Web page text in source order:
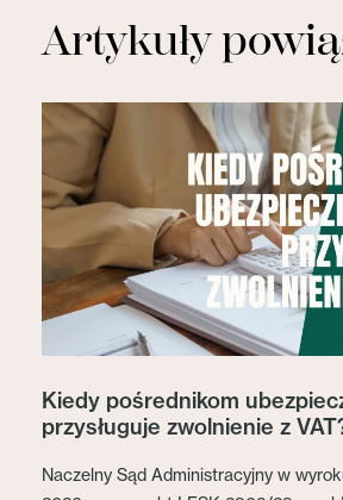
Artykuły
Kiedy pośrednikom
przysługuje zwolnienie z
Naczelny Sąd Administracyjny w